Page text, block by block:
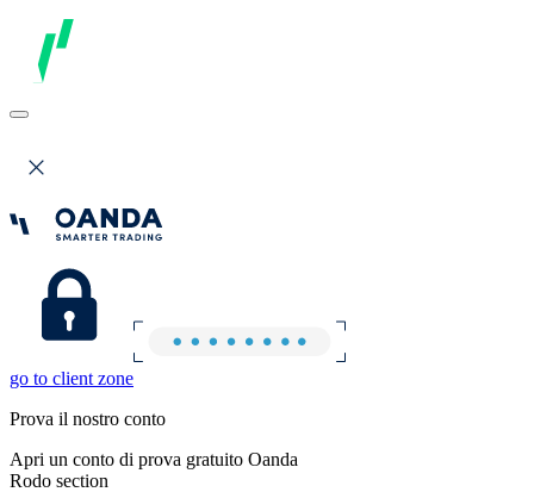
go to client zone
Prova il nostro conto
Apri un conto di prova gratuito Oanda
Rodo section